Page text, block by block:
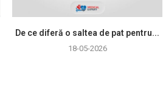
De ce diferă o saltea de pat pentru...
18-05-2026